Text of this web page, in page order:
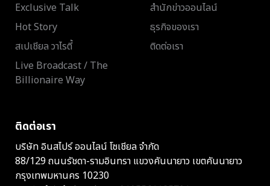
Exclusive Talk
Hot Story
สเปเชียล วาไรตี้
Live Broadcast / The
Billionaire Way
สำนักข่าวออนไลน์
ธุรกิจของเรา
ติดต่อเรา
ติดต่อเรา
บริษัท อินสไปร์ ออนไลน์ โซเชียล จำกัด
88/129 ถนนรัชดา-รามอินทรา แขวงคันนายาว เขตคันนายาว
กรุงเทพมหานคร 10230